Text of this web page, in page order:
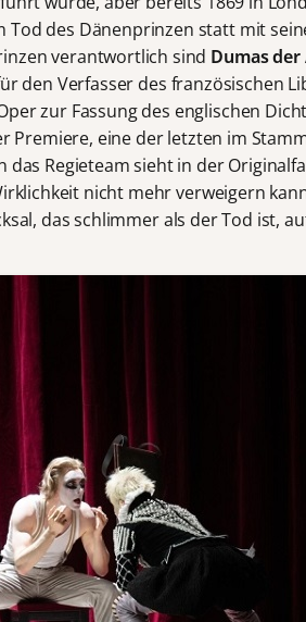
Tod des Dänenprinzen statt mit
verantwortlich sind Dumas
den Verfasser des französischen
zur Fassung des englischen
Premiere, eine der letzten im
Regieteam sieht in der
nicht mehr verweigern
das schlimmer als der Tod ist,